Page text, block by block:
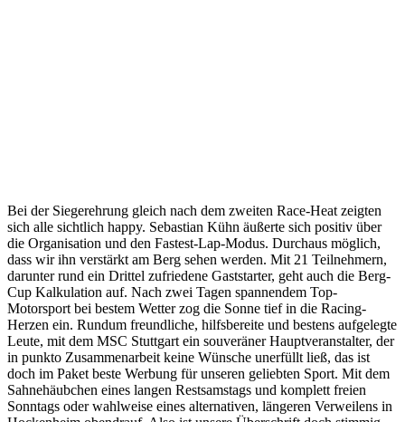
Bei der Siegerehrung gleich nach dem zweiten Race-Heat zeigten
sich alle sichtlich happy. Sebastian Kühn äußerte sich positiv über
die Organisation und den Fastest-Lap-Modus. Durchaus möglich,
dass wir ihn verstärkt am Berg sehen werden. Mit 21 Teilnehmern,
darunter rund ein Drittel zufriedene Gaststarter, geht auch die Berg-
Cup Kalkulation auf. Nach zwei Tagen spannendem Top-
Motorsport bei bestem Wetter zog die Sonne tief in die Racing-
Herzen ein. Rundum freundliche, hilfsbereite und bestens aufgelegte
Leute, mit dem MSC Stuttgart ein souveräner Hauptveranstalter, der
in punkto Zusammenarbeit keine Wünsche unerfüllt ließ, das ist
doch im Paket beste Werbung für unseren geliebten Sport. Mit dem
Sahnehäubchen eines langen Restsamstags und komplett freien
Sonntags oder wahlweise eines alternativen, längeren Verweilens in